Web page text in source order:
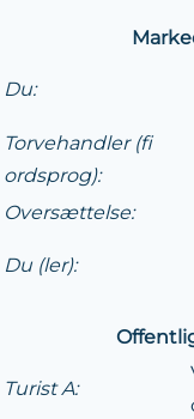
Du:
Torvehandler (fi
ordsprog):
Oversættelse:
Du (ler):
Turist A: